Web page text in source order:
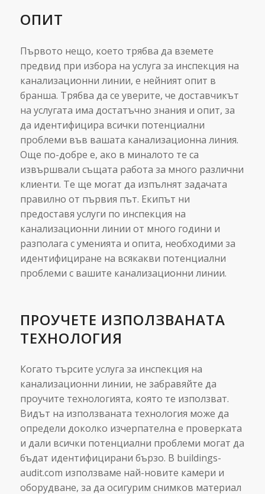
ОПИТ
Първото нещо, което трябва да вземете
предвид при избора на услуга за инспекция на
канализационни линии, е нейният опит в
бранша. Трябва да се уверите, че доставчикът
на услугата има достатъчно знания и опит, за
да идентифицира всички потенциални
проблеми във вашата канализационна линия.
Още по-добре е, ако в миналото те са
извършвали същата работа за много различни
клиенти. Те ще могат да изпълнят задачата
правилно от първия път. Екипът ни
предоставя услуги по инспекция на
канализационни линии от много години и
разполага с уменията и опита, необходими за
идентифициране на всякакви потенциални
проблеми с вашите канализационни линии.
ПРОУЧЕТЕ ИЗПОЛЗВАНАТА
ТЕХНОЛОГИЯ
Когато търсите услуга за инспекция на
канализационни линии, не забравяйте да
проучите технологията, която те използват.
Видът на използваната технология може да
определи доколко изчерпателна е проверката
и дали всички потенциални проблеми могат да
бъдат идентифицирани бързо. В buildings-
audit.com използваме най-новите камери и
оборудване, за да осигурим снимков материал